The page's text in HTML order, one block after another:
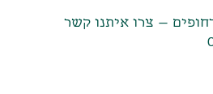
– צרו איתנו קשר